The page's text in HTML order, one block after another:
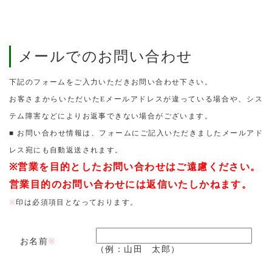
メールでのお問い合わせ
下記のフォームをご入力いただきお問い合わせ下さい。
お客さまからいただいたEメールアドレスが違っている場合や、シス
テム障害などによりお返事できない場合がございます。
■ お問い合わせ情報は、フォームにご記入いただきましたメールアド
レス宛にも自動返送されます。
※営業を目的としたお問い合わせはご遠慮ください。
営業目的のお問い合わせには返信いたしかねます。
※印は必須項目となっております。
お名前※
（例：山田 太郎）